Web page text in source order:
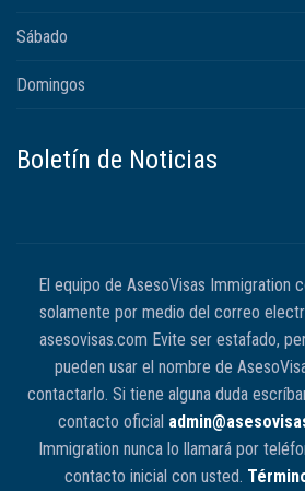
Sábado
Domingos
Boletín de Noticias
El equipo de AsesoVisas Immigration
solamente por medio del correo
asesovisas.com Evite ser estafado,
pueden usar el nombre de
contactarlo. Si tiene alguna duda
contacto oficial
Immigration nunca lo llamará por
contacto inicial con usted.